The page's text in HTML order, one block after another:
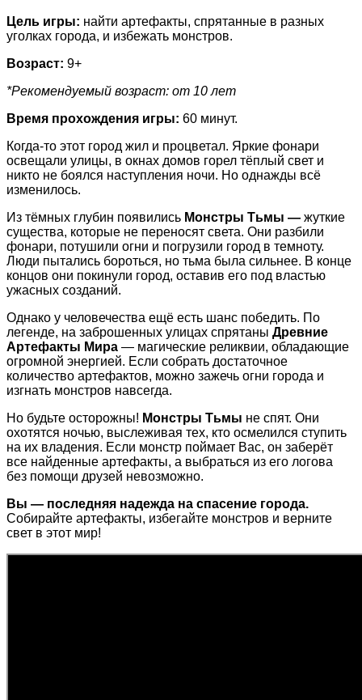
Цель игры: найти артефакты, спрятанные в разных
уголках города, и избежать монстров.
Возраст: 9+
*Рекомендуемый возраст: от 10 лет
Время прохождения игры: 60 минут.
Когда-то этот город жил и процветал. Яркие фонари
освещали улицы, в окнах домов горел тёплый свет и
никто не боялся наступления ночи. Но однажды всё
изменилось.
Из тёмных глубин появились Монстры Тьмы — жуткие
существа, которые не переносят света. Они разбили
фонари, потушили огни и погрузили город в темноту.
Люди пытались бороться, но тьма была сильнее. В конце
концов они покинули город, оставив его под властью
ужасных созданий.
Однако у человечества ещё есть шанс победить. По
легенде, на заброшенных улицах спрятаны Древние
Артефакты Мира — магические реликвии, обладающие
огромной энергией. Если собрать достаточное
количество артефактов, можно зажечь огни города и
изгнать монстров навсегда.
Но будьте осторожны! Монстры Тьмы не спят. Они
охотятся ночью, выслеживая тех, кто осмелился ступить
на их владения. Если монстр поймает Вас, он заберёт
все найденные артефакты, а выбраться из его логова
без помощи друзей невозможно.
Вы — последняя надежда на спасение города.
Собирайте артефакты, избегайте монстров и верните
свет в этот мир!